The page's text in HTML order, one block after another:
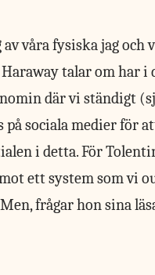
våra fysiska jag och
talar om har i
där vi ständigt
sociala medier för
i detta. För
ett system som vi
frågar hon sina